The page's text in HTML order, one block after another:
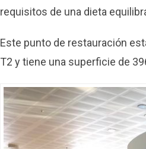
requisitos de una dieta
Este punto de restauración
T2 y tiene una superficie de